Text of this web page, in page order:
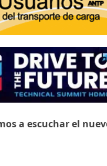
a escuchar el